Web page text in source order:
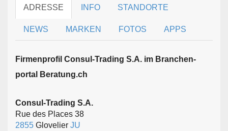
ADRESSE INFO STANDORTE
NEWS MARKEN FOTOS APPS
Firmen­profil Consul-Trading S.A. im Branchen­
portal Beratung.ch
Consul-Trading S.A.
Rue des Places 38
2855 Glovelier JU